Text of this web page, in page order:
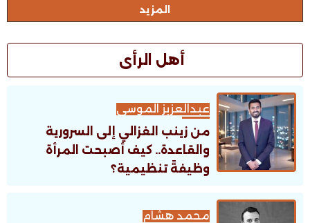
المزيد
أهل الرأى
عبدالعزيز الموسى
من زينب الغزالي إلى السرورية
والقاعدة.. كيف أصبحت المرأة
وظيفةً تنظيمية؟
محمد هشام